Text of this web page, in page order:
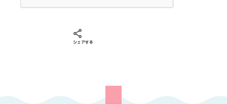
シェアする